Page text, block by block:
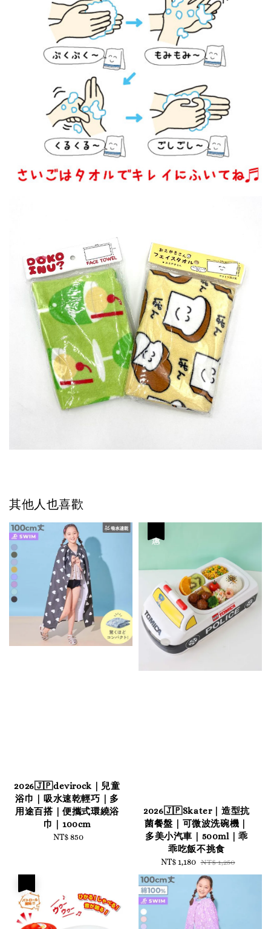
其他人也喜歡
2026🇯🇵devirock｜兒童
浴巾｜吸水速乾輕巧｜多
用途百搭｜便攜式環繞浴
巾｜100cm
Regular
NT$ 850
2026🇯🇵Skater｜造型抗
菌餐盤｜可微波洗碗機｜
多美小汽車｜500ml｜乖
乖吃飯不挑食
Sale
price
NT$ 1,180 Regular
price
NT$ 1,250